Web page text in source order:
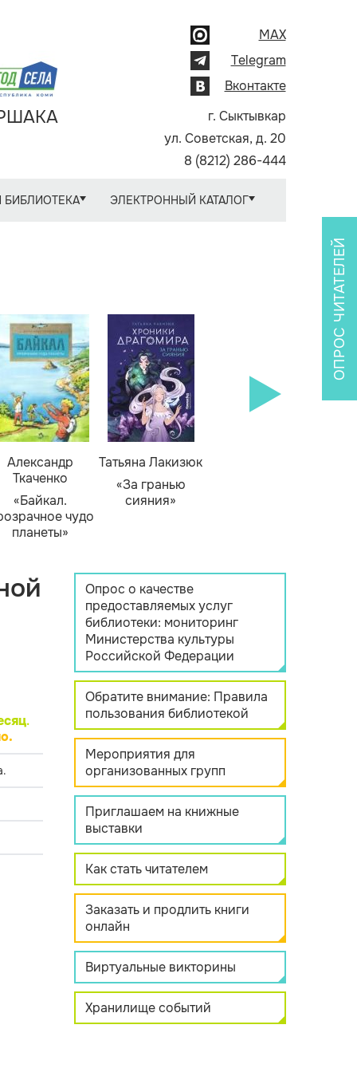
MAX
Telegram
Вконтакте
г. Сыктывкар
ул. Советская, д. 20
8 (8212) 286-444
БИБЛИОТЕКА ЭЛЕКТРОННЫЙ КАТАЛОГ
Александр
Ткаченко
«Байкал.
чудо
планеты»
Татьяна Лакизюк
«За гранью
сияния»
.
ОПРОС ЧИТАТЕЛЕЙ
Опрос о качестве
предоставляемых услуг
библиотеки: мониторинг
Министерства культуры
Российской Федерации
Обратите внимание: Правила
пользования библиотекой
Мероприятия для
организованных групп
Приглашаем на книжные
выставки
Как стать читателем
Заказать и продлить книги
онлайн
Виртуальные викторины
Хранилище событий